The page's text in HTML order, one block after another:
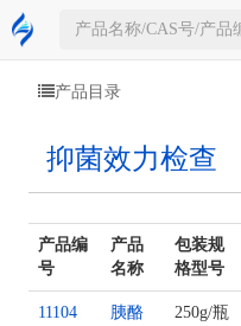
产品目录
抑菌效力检查
产品编
号
产品
名称
包装规
格型号
11104
胰酪
250g/瓶